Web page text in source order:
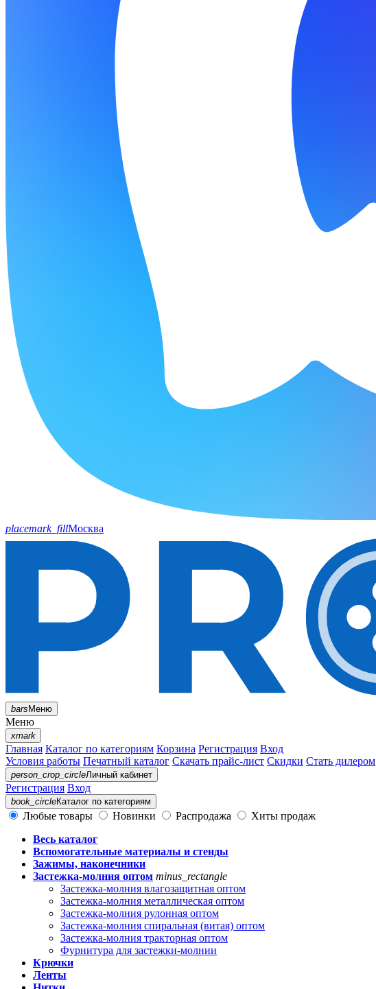
placemark_fillМосква
barsМеню
Меню
xmark
Главная Каталог по категориям Корзина Регистрация Вход
Условия работы Печатный каталог Скачать прайс-лист Скидки Стать дилером
person_crop_circleЛичный кабинет
Регистрация Вход
book_circleКаталог по категориям
Любые товары Новинки Распродажа
Хиты продаж
Весь каталог
Вспомогательные материалы и стенды
Зажимы, наконечники
Застежка-молния оптом minus_rectangle
Застежка-молния влагозащитная оптом
Застежка-молния металлическая оптом
Застежка-молния рулонная оптом
Застежка-молния спиральная (витая) оптом
Застежка-молния тракторная оптом
Фурнитура для застежки-молнии
Крючки
Ленты